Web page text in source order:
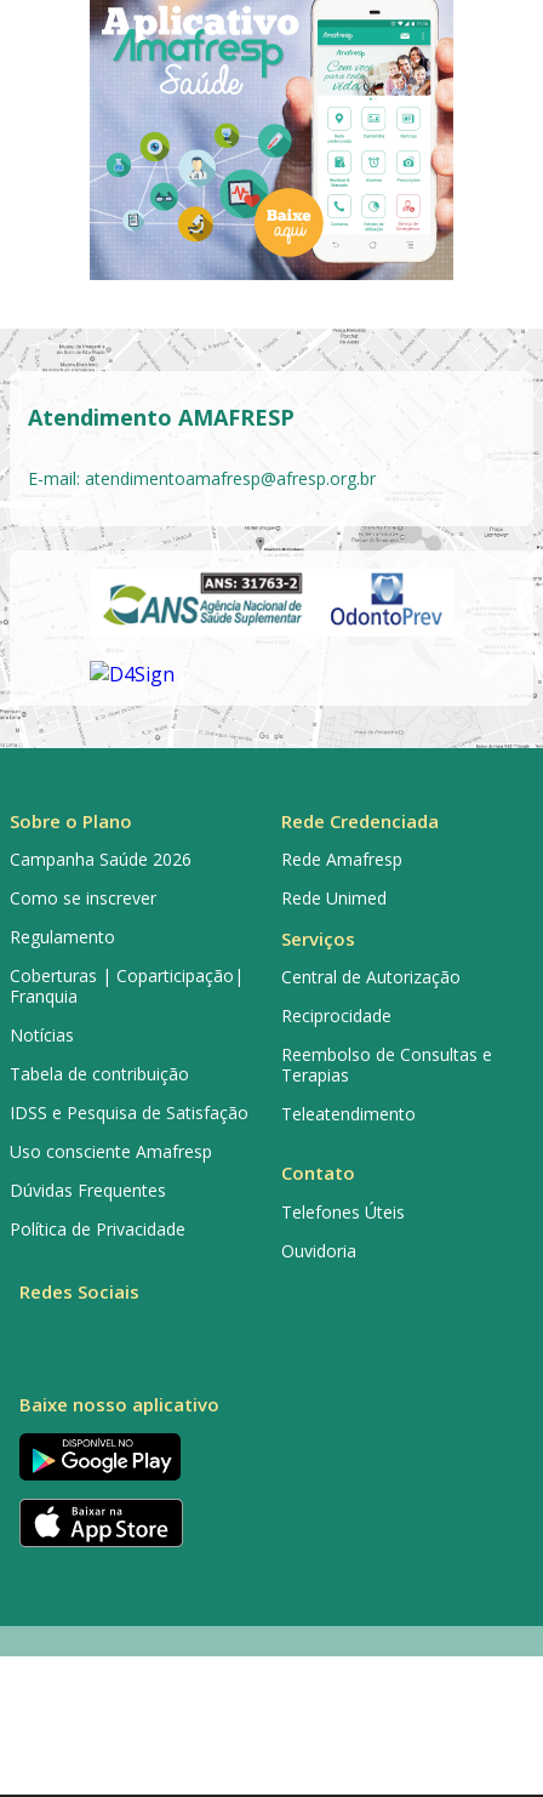
Atendimento AMAFRESP
E-mail: atendimentoamafresp@afresp.org.br
Sobre o Plano
Campanha Saúde 2026
Como se inscrever
Regulamento
Coberturas | Coparticipação|
Franquia
Notícias
Tabela de contribuição
IDSS e Pesquisa de Satisfação
Uso consciente Amafresp
Dúvidas Frequentes
Política de Privacidade
Rede Credenciada
Rede Amafresp
Rede Unimed
Serviços
Central de Autorização
Reciprocidade
Reembolso de Consultas e
Terapias
Teleatendimento
Contato
Telefones Úteis
Ouvidoria
Redes Sociais
Baixe nosso aplicativo